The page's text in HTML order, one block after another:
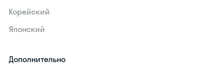
Корейский
Японский
Дополнительно